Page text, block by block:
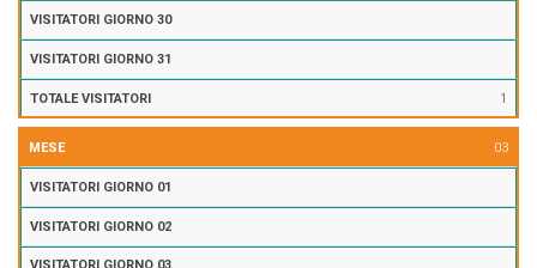
1
03